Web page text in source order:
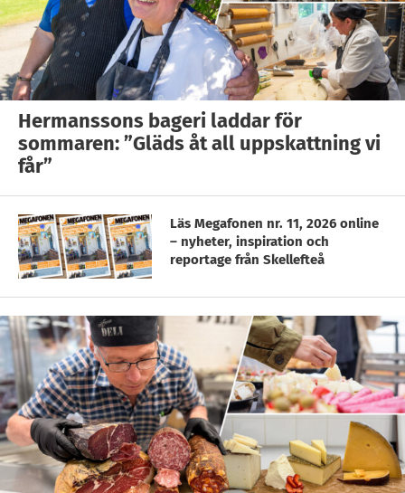
Hermanssons bageri laddar för
sommaren: ”Gläds åt all uppskattning vi
får”
Läs Megafonen nr. 11, 2026 online
– nyheter, inspiration och
reportage från Skellefteå